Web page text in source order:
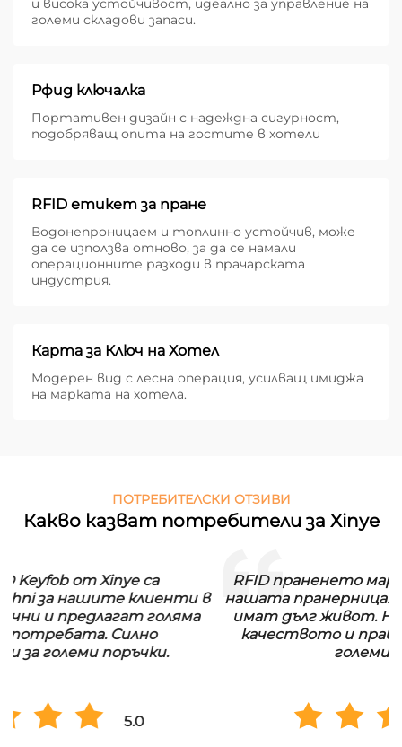
и висока устойчивост, идеално за управление на
големи складови запаси.
Рфид ключалка
Портативен дизайн с надеждна сигурност,
подобряващ опита на гостите в хотели
RFID етикет за пране
Водонепроницаем и топлинно устойчив, може
да се използва отново, за да се намали
операционните разходи в прачарската
индустрия.
Карта за Ключ на Хотел
Модерен вид с лесна операция, усилващ имиджа
на марката на хотела.
ПОТРЕБИТЕЛСКИ ОТЗИВИ
Какво казват потребители за Xinye
RFID праненето марки от Xinye са идеални за
нашата пранерница. Те са водонепроницаеми и
имат дълг живот. Ние сме много доволни от
качеството и правим регулярни поръчки в
големи количества.
5.0